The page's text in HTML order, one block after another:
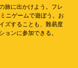
旅に出かけよう。フレ
ニゲームで遊ぼう。お
ズすることも、難易度
ョンに参加できる。